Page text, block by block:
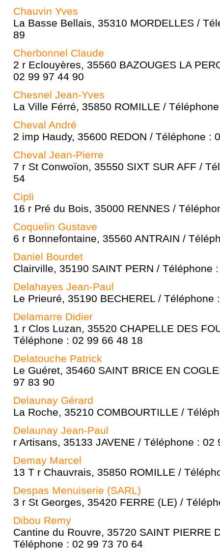
Chauvin Yves
La Basse Bellais, 35310 MORDELLES /
89
Cherbonnel Claude
2 r Eclouyères, 35560 BAZOUGES LA
02 99 97 44 90
Chesnel Jean-Yves
La Ville Férré, 35850 ROMILLE /
Cheval André
2 imp Haudy, 35600 REDON / Téléphone :
Cheval Jean-Pierre
7 r St Conwoïon, 35550 SIXT SUR AFF /
54
Cipli
16 r Pré du Bois, 35000 RENNES /
Coquelin Gustave
6 r Bonnefontaine, 35560 ANTRAIN /
Daniel Bourdet
Clairville, 35190 SAINT PERN / Téléphone
Delahayes Jean-Paul
Le Prieuré, 35190 BECHEREL / Téléphone
Delamarre Didier
1 r Clos Luzan, 35520 CHAPELLE DES
Téléphone : 02 99 66 48 18
Delatouche Patrick
Le Guéret, 35460 SAINT BRICE EN
97 83 90
Delaunay Gérard
La Roche, 35210 COMBOURTILLE /
Delaunay Jean-Paul
r Artisans, 35133 JAVENE / Téléphone : 02
Demay Marcel
13 T r Chauvrais, 35850 ROMILLE /
Despas Menuiserie (SARL)
3 r St Georges, 35420 FERRE (LE) /
Dibou Remy
Cantine du Rouvre, 35720 SAINT PIERRE
Téléphone : 02 99 73 70 64